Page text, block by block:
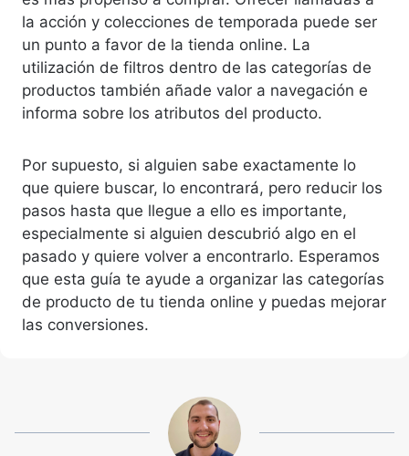
la acción y colecciones de temporada puede ser
un punto a favor de la tienda online. La
utilización de filtros dentro de las categorías de
productos también añade valor a navegación e
informa sobre los atributos del producto.
Por supuesto, si alguien sabe exactamente lo
que quiere buscar, lo encontrará, pero reducir los
pasos hasta que llegue a ello es importante,
especialmente si alguien descubrió algo en el
pasado y quiere volver a encontrarlo. Esperamos
que esta guía te ayude a organizar las categorías
de producto de tu tienda online y puedas mejorar
las conversiones.